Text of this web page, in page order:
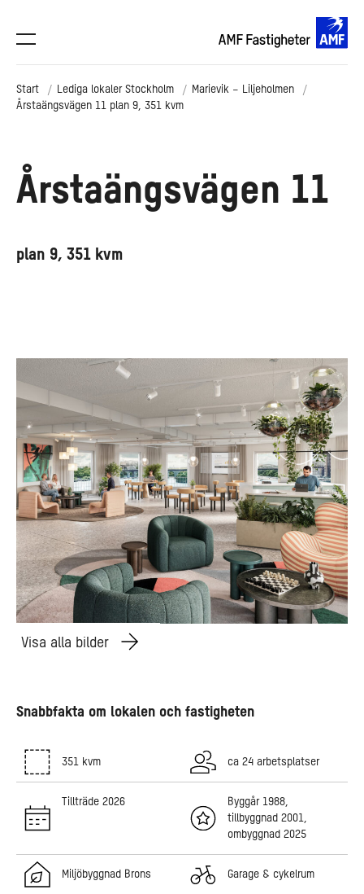
Start Lediga lokaler Stockholm
Marievik – Liljeholmen
Årstaängsvägen 11 plan 9, 351 kvm
Årstaängsvägen 11
plan 9, 351 kvm
Visa alla bilder
Snabbfakta om lokalen och fastigheten
351 kvm ca 24 arbetsplatser
Tillträde 2026
Byggår 1988,
tillbyggnad 2001,
ombyggnad 2025
Miljöbyggnad Brons Garage & cykelrum